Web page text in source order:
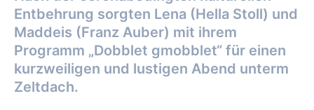
Entbehrung sorgten Lena (Hella Stoll) und
Maddeis (Franz Auber) mit ihrem
Programm „Dobblet gmobblet“ für einen
kurzweiligen und lustigen Abend unterm
Zeltdach.